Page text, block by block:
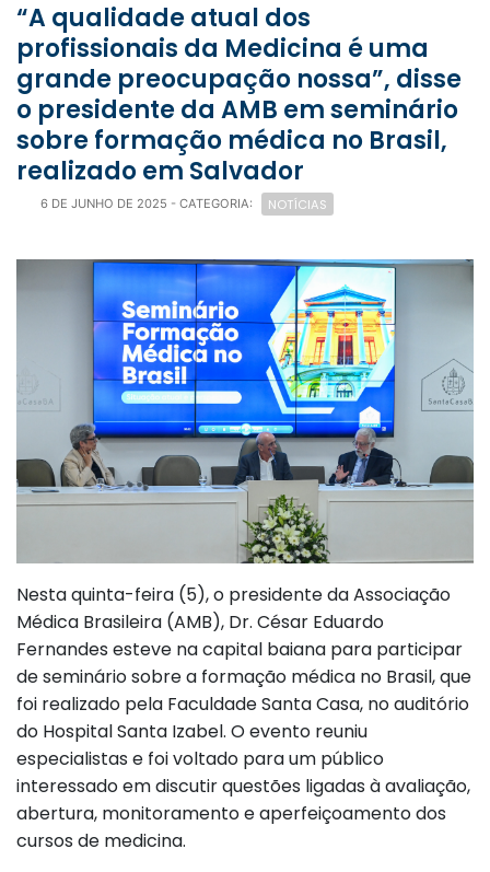
“A qualidade atual dos
profissionais da Medicina é uma
grande preocupação nossa”, disse
o presidente da AMB em seminário
sobre formação médica no Brasil,
realizado em Salvador
6 DE JUNHO DE 2025 - CATEGORIA: NOTÍCIAS
Nesta quinta-feira (5), o presidente da Associação
Médica Brasileira (AMB), Dr. César Eduardo
Fernandes esteve na capital baiana para participar
de seminário sobre a formação médica no Brasil, que
foi realizado pela Faculdade Santa Casa, no auditório
do Hospital Santa Izabel. O evento reuniu
especialistas e foi voltado para um público
interessado em discutir questões ligadas à avaliação,
abertura, monitoramento e aperfeiçoamento dos
cursos de medicina.